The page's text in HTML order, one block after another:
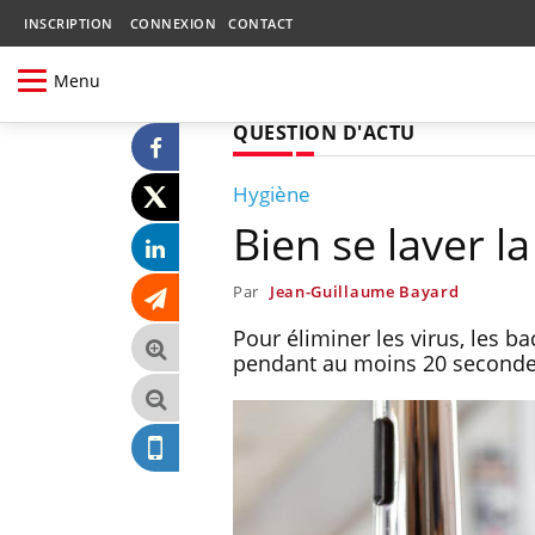
INSCRIPTION CONNEXION CONTACT
Menu
QUESTION D'ACTU
Hygiène
Bien se laver
Par Jean-Guillaume Bayard
Pour éliminer les virus, les
pendant au moins 20